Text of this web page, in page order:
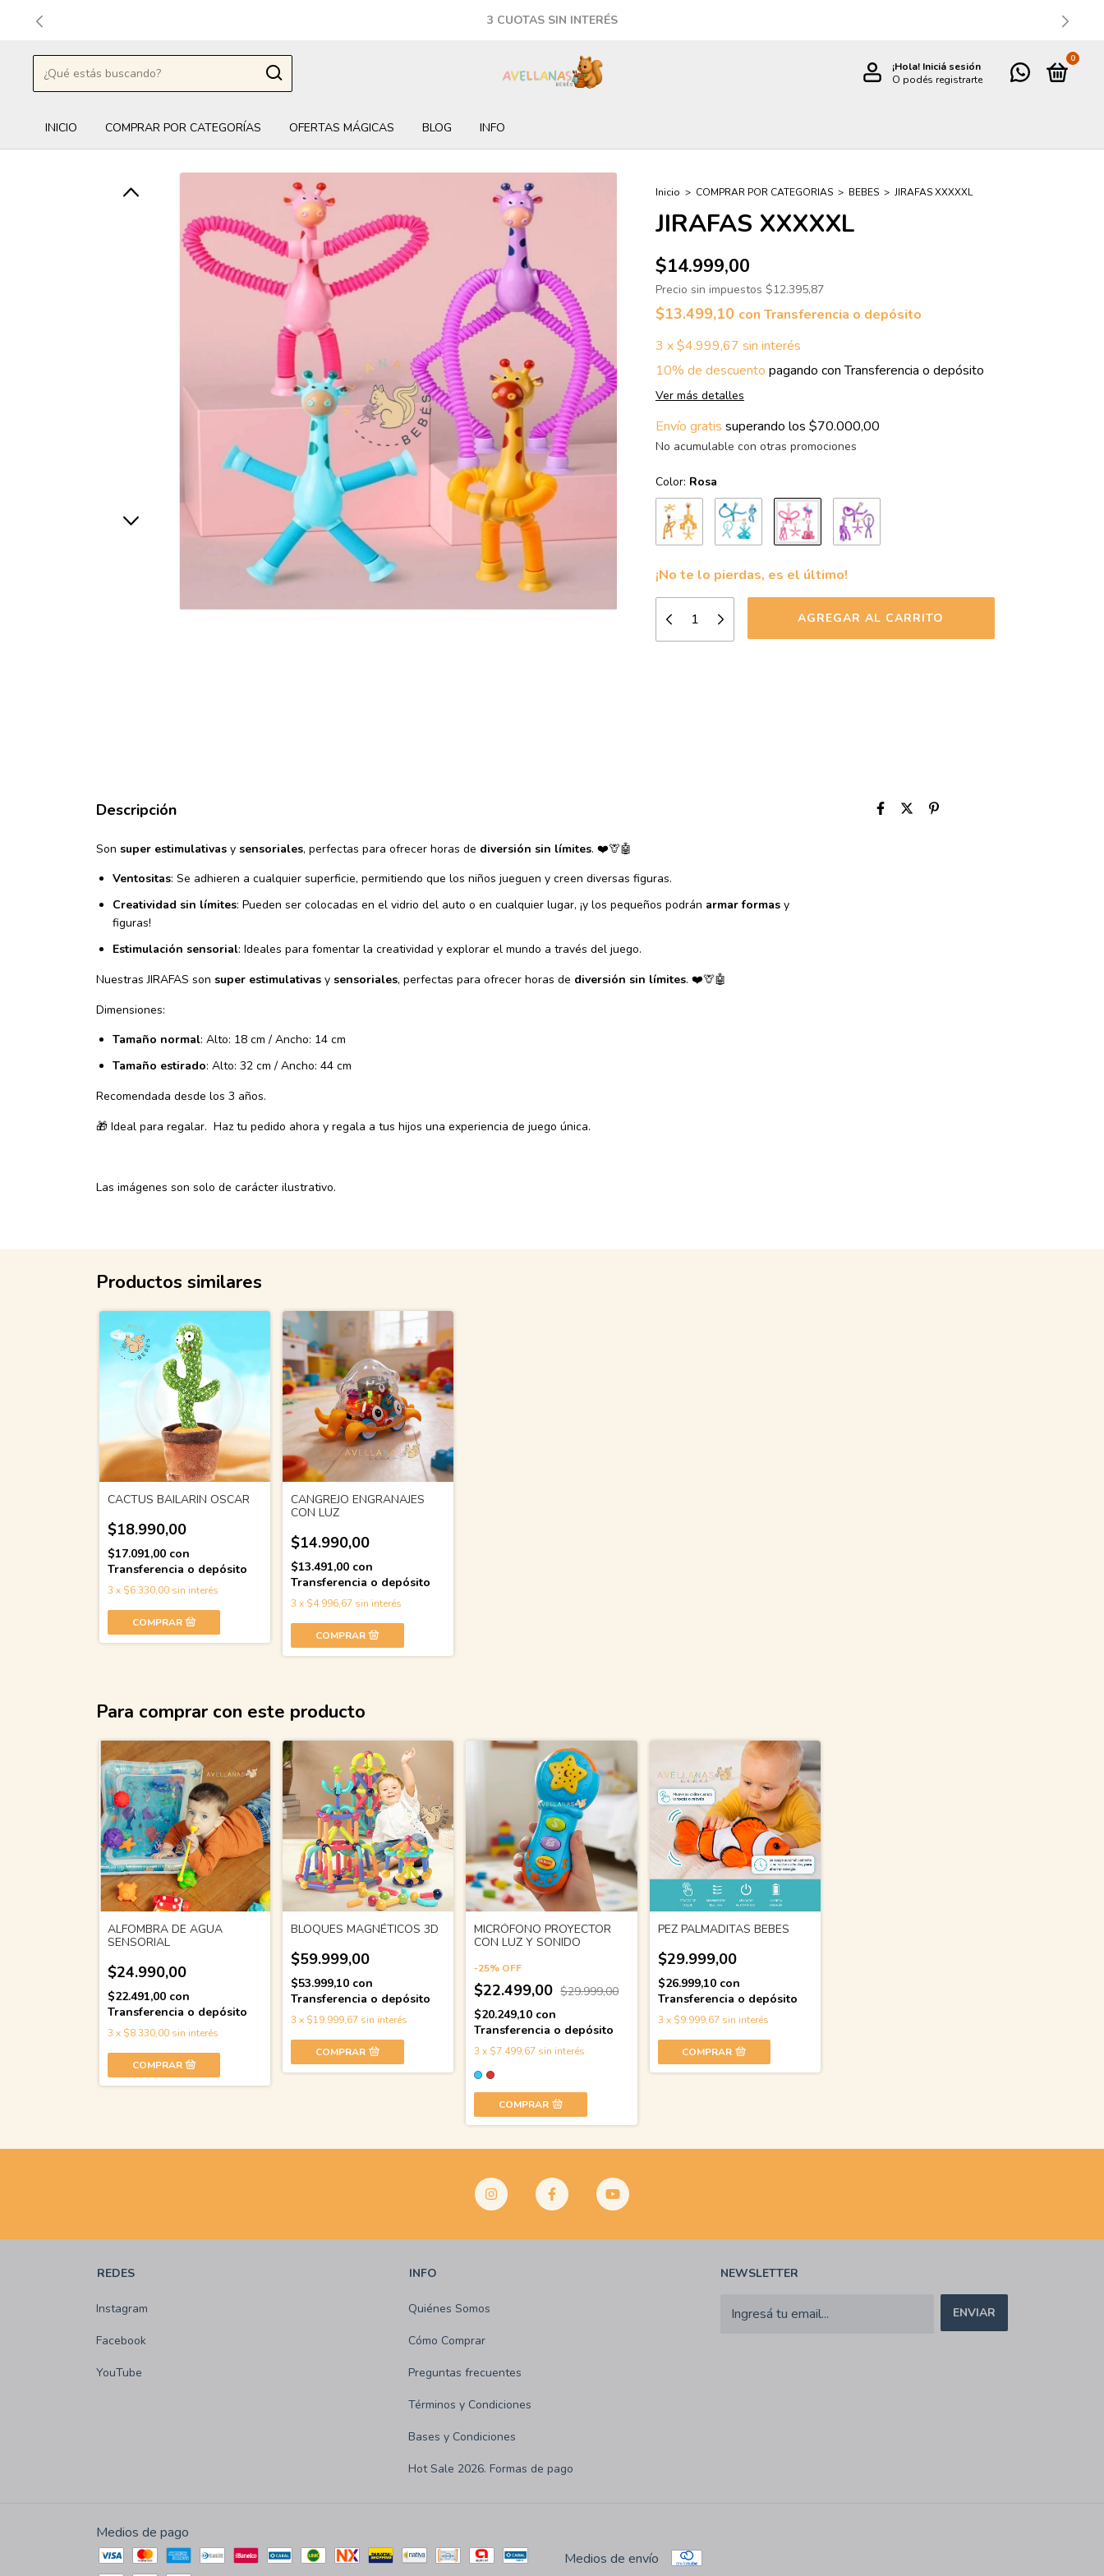
3 CUOTAS SIN INTERÉS
¡Hola! Iniciá sesión
O podés registrarte
0
INICIO COMPRAR POR CATEGORÍAS OFERTAS MÁGICAS BLOG INFO
Inicio > COMPRAR POR CATEGORIAS > BEBES > JIRAFAS XXXXXL
JIRAFAS XXXXXL
$14.999,00
Precio sin impuestos $12.395,87
$13.499,10 con Transferencia o depósito
3 x$4.999,67 sin interés
10% de descuento pagando con Transferencia o depósito
Ver más detalles
Envío gratis superando los $70.000,00
No acumulable con otras promociones
Color: Rosa
¡No te lo pierdas, es el último!
Descripción
Son super estimulativas y sensoriales, perfectas para ofrecer horas de diversión sin límites. ❤️🦒🤖
Ventositas: Se adhieren a cualquier superficie, permitiendo que los niños jueguen y creen diversas figuras.
Creatividad sin límites: Pueden ser colocadas en el vidrio del auto o en cualquier lugar, ¡y los pequeños podrán armar formas y
figuras!
Estimulación sensorial: Ideales para fomentar la creatividad y explorar el mundo a través del juego.
Nuestras JIRAFAS son super estimulativas y sensoriales, perfectas para ofrecer horas de diversión sin límites. ❤️🦒🤖
Dimensiones:
Tamaño normal: Alto: 18 cm / Ancho: 14 cm
Tamaño estirado: Alto: 32 cm / Ancho: 44 cm
Recomendada desde los 3 años.
🎁 Ideal para regalar. Haz tu pedido ahora y regala a tus hijos una experiencia de juego única.
Las imágenes son solo de carácter ilustrativo.
Productos similares
CACTUS BAILARIN OSCAR
$18.990,00
$17.091,00 con
Transferencia o depósito
3 x $6.330,00 sin interés
CANGREJO ENGRANAJES
CON LUZ
$14.990,00
$13.491,00 con
Transferencia o depósito
3 x $4.996,67 sin interés
Para comprar con este producto
ALFOMBRA DE AGUA
SENSORIAL
$24.990,00
$22.491,00 con
Transferencia o depósito
3 x $8.330,00 sin interés
BLOQUES MAGNÉTICOS 3D
$59.999,00
$53.999,10 con
Transferencia o depósito
3 x $19.999,67 sin interés
COMPRAR
MICRÓFONO PROYECTOR
CON LUZ Y SONIDO
-25% OFF
$22.499,00 $29.999,00
$20.249,10 con
Transferencia o depósito
3 x $7.499,67 sin interés
COMPRAR
PEZ PALMADITAS BEBES
$29.999,00
$26.999,10 con
Transferencia o depósito
3 x $9.999,67 sin interés
COMPRAR
REDES
Instagram
Facebook
YouTube
INFO
Quiénes Somos
Cómo Comprar
Preguntas frecuentes
Términos y Condiciones
Bases y Condiciones
Hot Sale 2026. Formas de pago
NEWSLETTER
Medios de pago
Medios de envío